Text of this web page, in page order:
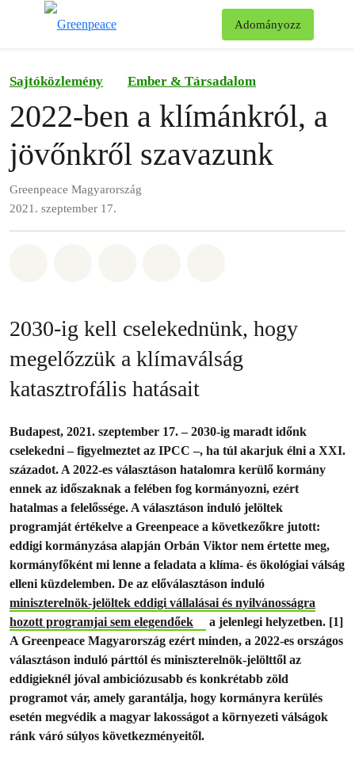
Adományozz
Sajtóközlemény Ember & Társadalom
2022-ben a klímánkról, a
jövőnkről szavazunk
Greenpeace Magyarország
2021. szeptember 17.
2030-ig kell cselekednünk, hogy
megelőzzük a klímaválság
katasztrofális hatásait
Budapest, 2021. szeptember 17. – 2030-ig maradt időnk
cselekedni – figyelmeztet az IPCC –, ha túl akarjuk élni a XXI.
századot. A 2022-es választáson hatalomra kerülő kormány
ennek az időszaknak a felében fog kormányozni, ezért
hatalmas a felelőssége. A választáson induló jelöltek
programját értékelve a Greenpeace a következőkre jutott:
eddigi kormányzása alapján Orbán Viktor nem értette meg,
kormányfőként mi lenne a feladata a klíma- és ökológiai válság
elleni küzdelemben. De az előválasztáson induló
miniszterelnök-jelöltek eddigi vállalásai és nyilvánosságra
hozott programjai sem elegendőek
a jelenlegi helyzetben. [1]
A Greenpeace Magyarország ezért minden, a 2022-es országos
választáson induló párttól és miniszterelnök-jelölttől az
eddigieknél jóval ambiciózusabb és konkrétabb zöld
programot vár, amely garantálja, hogy kormányra kerülés
esetén megvédik a magyar lakosságot a környezeti válságok
ránk váró súlyos következményeitől.